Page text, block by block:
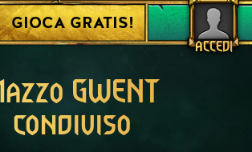
ACCEDI
GIOCA GRATIS!
GWENT
condiviso